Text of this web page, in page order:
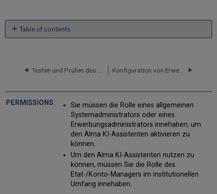
Table of contents
Alma
Die
Unterstützte
Beispielfragen
Sie müssen die Rolle eines allgemeinen
Systemadministrators oder eines
Erwerbungsadministrators innehaben, um
den Alma KI-Assistenten aktivieren zu
können.
Um den Alma KI-Assistenten nutzen zu
können, müssen Sie die Rolle des
Etat-/Konto-Managers im institutionellen
Umfang innehaben.